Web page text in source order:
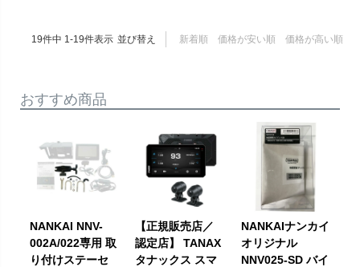
並び替え 新着順 価格が安い順 価格が高い順
19件中 1-19件表示
おすすめ商品
NANKAI NNV-
002A/022専用 取
り付けステーセ
【正規販売店／
認定店】 TANAX
タナックス スマ
NANKAIナンカイ
オリジナル
NNV025-SD バイ